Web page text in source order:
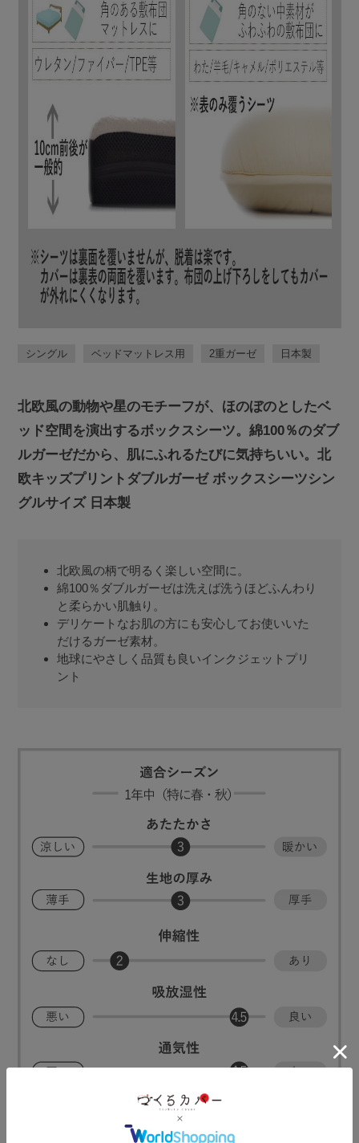
シングル ベッドマットレス用 2重ガーゼ 日本製
北欧風の動物や星のモチーフが、ほのぼのとしたベ
ッド空間を演出するボックスシーツ。綿100％のダブ
ルガーゼだから、肌にふれるたびに気持ちいい。北
欧キッズプリントダブルガーゼ ボックスシーツシン
グルサイズ 日本製
北欧風の柄で明るく楽しい空間に。
綿100％ダブルガーゼは洗えば洗うほどふんわり
と柔らかい肌触り。
デリケートなお肌の方にも安心してお使いいた
だけるガーゼ素材。
地球にやさしく品質も良いインクジェットプリ
ント